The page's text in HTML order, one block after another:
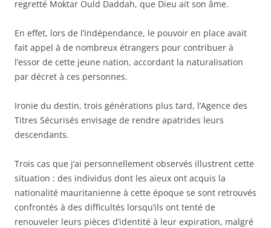
regretté Moktar Ould Daddah, que Dieu ait son âme.
En effet, lors de l’indépendance, le pouvoir en place avait
fait appel à de nombreux étrangers pour contribuer à
l’essor de cette jeune nation, accordant la naturalisation
par décret à ces personnes.
Ironie du destin, trois générations plus tard, l’Agence des
Titres Sécurisés envisage de rendre apatrides leurs
descendants.
Trois cas que j’ai personnellement observés illustrent cette
situation : des individus dont les aïeux ont acquis la
nationalité mauritanienne à cette époque se sont retrouvés
confrontés à des difficultés lorsqu’ils ont tenté de
renouveler leurs pièces d’identité à leur expiration, malgré